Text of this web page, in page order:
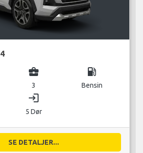
business_center
3
local_gas_station
Bensin
login
5 Dør
SE DETALJER...